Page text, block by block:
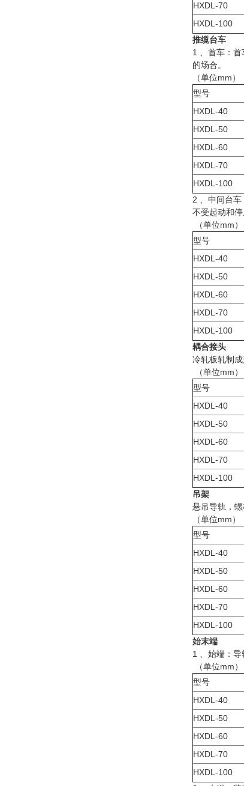
HXDL-70
HXDL-100
推缆台车
1 、首车：
的场合。
（单位mm）
型号
HXDL-40
HXDL-50
HXDL-60
HXDL-70
HXDL-100
2 、中间台
不受起动和停
（单位mm）
型号
HXDL-40
HXDL-50
HXDL-60
HXDL-70
HXDL-100
耦合接头
冷轧板轧制
（单位mm）
型号
HXDL-40
HXDL-50
HXDL-60
HXDL-70
HXDL-100
吊架
悬吊导轨，
（单位mm）
型号
HXDL-40
HXDL-50
HXDL-60
HXDL-70
HXDL-100
始末端
1 、始端：导
（单位mm）
型号
HXDL-40
HXDL-50
HXDL-60
HXDL-70
HXDL-100